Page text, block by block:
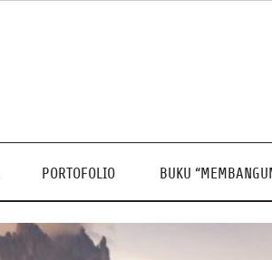
PORTOFOLIO BUKU